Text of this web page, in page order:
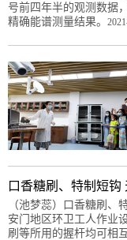
号前四年半的观测数据
精确能谱测量结果。
口香糖刷、特制短钩
（池梦蕊）口香糖刷
安门地区环卫工人作业
刷等所用的握杆均可相